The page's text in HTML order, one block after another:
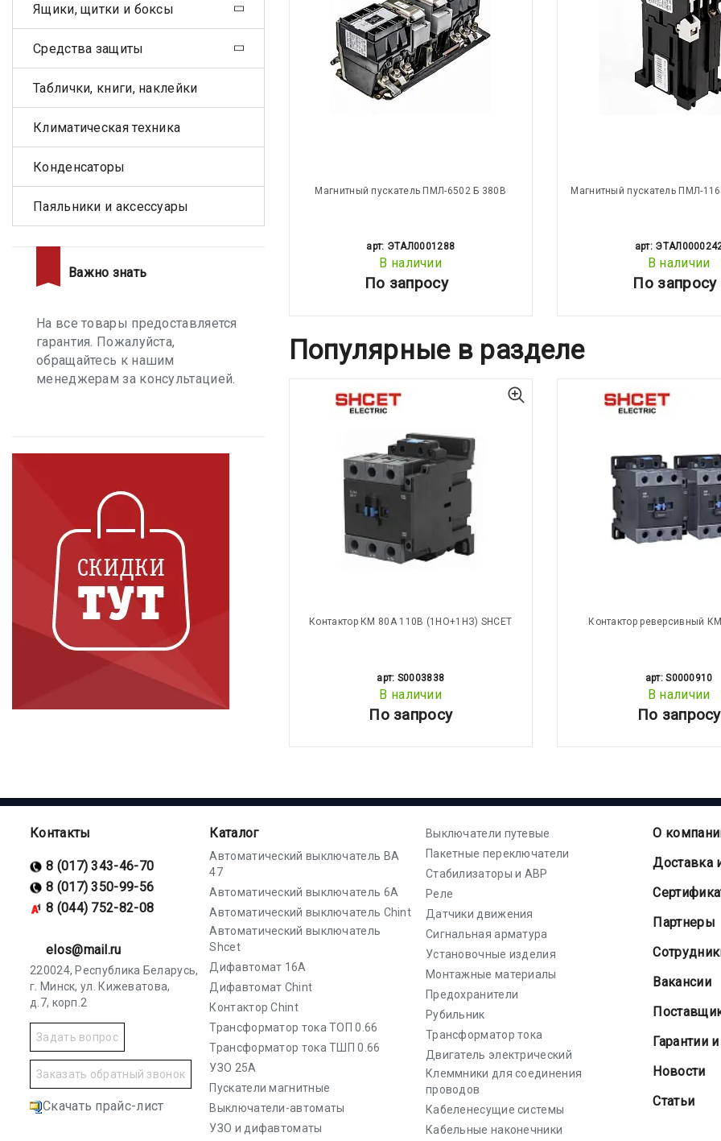
Магнитный пускатель ПМЛ-6502 Б 380В
арт: ЭТАЛ0001288
В наличии
По запросу
Магнитный пускатель ПМЛ-
арт:
В наличии
По запросу
Популярные в разделе
Контактор КМ 80А 110В (1НО+1НЗ) SHCET
арт: S0003838
В наличии
По запросу
Контактор реверсивный
арт: S0000910
В наличии
По запросу
Ящики, щитки и боксы
Средства защиты
Таблички, книги, наклейки
Климатическая техника
Конденсаторы
Паяльники и аксессуары
Важно знать
На все товары предоставляется
гарантия. Пожалуйста,
обращайтесь к нашим
менеджерам за консультацией.
Контакты
8 (017) 343-46-70
8 (017) 350-99-56
8 (044) 752-82-08
elos@mail.ru
220024, Республика Беларусь,
г. Минск, ул. Кижеватова,
д.7, корп.2
Задать вопрос
Заказать обратный звонок
Скачать прайс-лист
Каталог
Автоматический выключатель ВА
47
Автоматический выключатель 6А
Автоматический выключатель Chint
Автоматический выключатель
Shcet
Дифавтомат 16А
Дифавтомат Chint
Контактор Chint
Трансформатор тока ТОП 0.66
Трансформатор тока ТШП 0.66
УЗО 25А
Пускатели магнитные
Выключатели-автоматы
УЗО и дифавтоматы
Выключатели путевые
Пакетные переключатели
Стабилизаторы и АВР
Реле
Датчики движения
Сигнальная арматура
Установочные изделия
Монтажные материалы
Предохранители
Рубильник
Трансформатор тока
Двигатель электрический
Клеммники для соединения
проводов
Кабеленесущие системы
Кабельные наконечники
О
Доставка
Партнеры
Вакансии
Гарантии
Новости
Статьи